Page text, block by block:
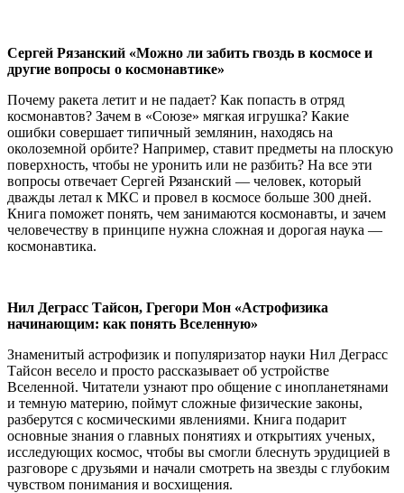
Сергей Рязанский «Можно ли забить гвоздь в космосе и
другие вопросы о космонавтике»
Почему ракета летит и не падает? Как попасть в отряд
космонавтов? Зачем в «Союзе» мягкая игрушка? Какие
ошибки совершает типичный землянин, находясь на
околоземной орбите? Например, ставит предметы на плоскую
поверхность, чтобы не уронить или не разбить? На все эти
вопросы отвечает Сергей Рязанский — человек, который
дважды летал к МКС и провел в космосе больше 300 дней.
Книга поможет понять, чем занимаются космонавты, и зачем
человечеству в принципе нужна сложная и дорогая наука —
космонавтика.
Нил Деграсс Тайсон, Грегори Мон «Астрофизика
начинающим: как понять Вселенную»
Знаменитый астрофизик и популяризатор науки Нил Деграсс
Тайсон весело и просто рассказывает об устройстве
Вселенной. Читатели узнают про общение с инопланетянами
и темную материю, поймут сложные физические законы,
разберутся с космическими явлениями. Книга подарит
основные знания о главных понятиях и открытиях ученых,
исследующих космос, чтобы вы смогли блеснуть эрудицией в
разговоре с друзьями и начали смотреть на звезды с глубоким
чувством понимания и восхищения.